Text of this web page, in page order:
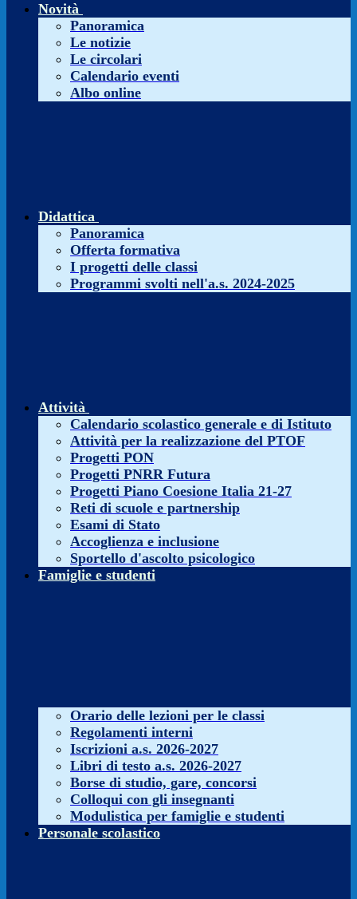
Novità
Panoramica
Le notizie
Le circolari
Calendario eventi
Albo online
Didattica
Panoramica
Offerta formativa
I progetti delle classi
Programmi svolti nell'a.s. 2024-2025
Attività
Calendario scolastico generale e di Istituto
Attività per la realizzazione del PTOF
Progetti PON
Progetti PNRR Futura
Progetti Piano Coesione Italia 21-27
Reti di scuole e partnership
Esami di Stato
Accoglienza e inclusione
Sportello d'ascolto psicologico
Famiglie e studenti
Orario delle lezioni per le classi
Regolamenti interni
Iscrizioni a.s. 2026-2027
Libri di testo a.s. 2026-2027
Borse di studio, gare, concorsi
Colloqui con gli insegnanti
Modulistica per famiglie e studenti
Personale scolastico